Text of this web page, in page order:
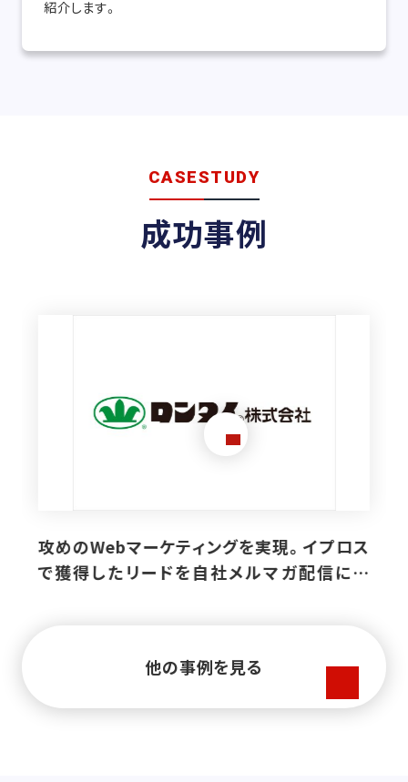
紹介します。
CASESTUDY
成功事例
特徴的な製品を作り「売る力」も伸ばす。イプ
ロスで潜在顧客の発掘・育成に成功。
他の事例を見る